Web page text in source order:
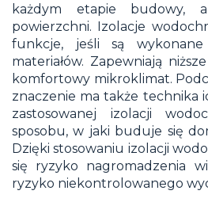
każdym etapie budowy,
powierzchni. Izolacje
funkcje, jeśli są
materiałów. Zapewniają
komfortowy mikroklimat.
znaczenie ma także technika
zastosowanej izolacji
sposobu, w jaki buduje się
Dzięki stosowaniu izolacji
się ryzyko nagromadzenia
ryzyko niekontrolowanego